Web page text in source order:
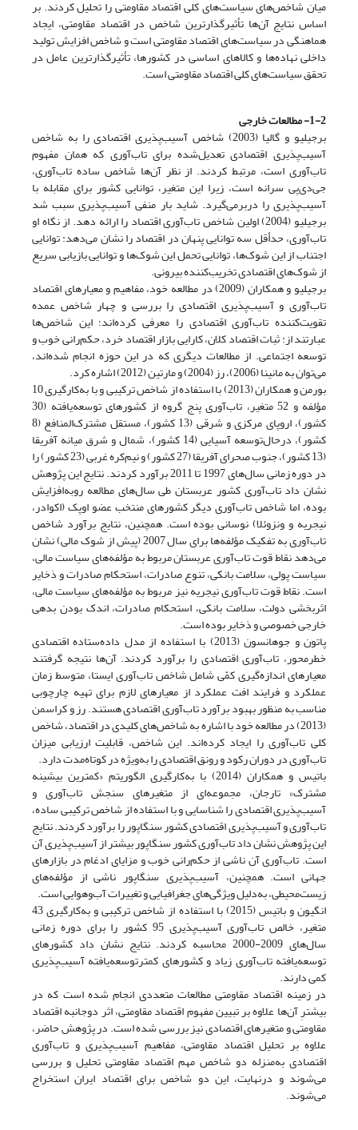
میان شاخص‌های سیاست‌های کلی اقتصاد مقاومتی را تحلیل کردند. بر
اساس نتایج آن‌ها تأثیرگذارترین شاخص در اقتصاد مقاومتی، ایجاد
هماهنگی در سیاست‌های اقتصاد مقاومتی است و شاخص افزایش تولید
داخلی نهاده‌ها و کالاهای اساسی در کشورها، تأثیرگذارترین عامل در
تحقق سیاست‌های کلی اقتصاد مقاومتی است.
1-2- مطالعات خارجی
برجیلیو و گالیا (2003) شاخص آسیب‌پذیری اقتصادی را به شاخص
آسیب‌پذیری اقتصادی تعدیل‌شده برای تاب‌آوری که همان مفهوم
تاب‌آوری است، مرتبط کردند. از نظر آن‌ها شاخص ساده تاب‌آوری،
جی‌دی‌پی سرانه است، زیرا این متغیر، توانایی کشور برای مقابله با
آسیب‌پذیری را دربرمی‌گیرد. شاید بار منفی آسیب‌پذیری سبب شد
برجیلیو (2004) اولین شاخص تاب‌آوری اقتصاد را ارائه دهد. از نگاه او
تاب‌آوری، حدأقل سه توانایی پنهان در اقتصاد را نشان می‌دهد: توانایی
اجتناب از این شوک‌ها، توانایی تحمل این شوک‌ها و توانایی بازیابی سریع
از شوک‌های اقتصادی تخریب‌‌‌کننده بیرونی.
برجیلیو و همکاران (2009) در مطالعه خود، مفاهیم و معیارهای اقتصاد
تاب‌آوری و آسیب‌پذیری اقتصادی را بررسی و چهار شاخص عمده
تقویت‌کننده تاب‌آوری اقتصادی را معرفی کرده‌اند؛ این شاخص‌ها
عبارتند از: ثبات اقتصاد کلان، کارایی بازار اقتصاد خرد، حکم‌رانی خوب و
توسعه اجتماعی. از مطالعات دیگری که در این حوزه انجام شده‌اند،
می‌توان به مانینا (2006)، رز (2004) و مارتین (2012) اشاره کرد.
بورمن و همکاران (2013) با استفاده از شاخص ترکیبی و با به‌کارگیری 10
مؤلفه و 52 متغیر، تاب‌آوری پنج گروه از کشورهای توسعه‌یافته (30
کشور)، اروپای مرکزی و شرقی (13 کشور)، مستقل مشترک‌المنافع (8
کشور)، درحال‌توسعه آسیایی (14 کشور)، شمال و شرق میانه آفریقا
(13 کشور)، جنوب صحرای آفریقا (27 کشور) و نیم‌کره غربی (23 کشور) را
در دوره زمانی سال‌های 1997 تا 2011 برآورد کردند. نتایج این پژوهش
نشان داد تاب‌آوری کشور عربستان طی سال‌های مطالعه روبه‌افزایش
بوده، اما شاخص تاب‌آوری دیگر کشورهای منتخب عضو اوپک (اکوادر،
نیجریه و ونزوئلا) نوسانی بوده است. همچنین، نتایج برآورد شاخص
تاب‌آوری به تفکیک مؤلفه‌ها برای سال 2007 (پیش از شوک مالی) نشان
می‌دهد نقاط قوت تاب‌آوری عربستان مربوط به مؤلفه‌های سیاست مالی،
سیاست پولی، سلامت بانکی، تنوع صادرات، استحکام صادرات و ذخایر
است. نقاط قوت تاب‌آوری نیجریه نیز مربوط به مؤلفه‌های سیاست مالی،
اثربخشی دولت، سلامت بانکی، استحکام صادرات، اندک بودن بدهی
خارجی خصوصی و ذخایر بوده است.
پاتون و جوهانسون (2013) با استفاده از مدل داده‌ستاده اقتصادی
خطرمحور، تاب‌آوری اقتصادی را برآورد کردند. آن‌ها نتیجه گرفتند
معیارهای اندازه‌گیری کمّی شامل شاخص تاب‌آوری ایستا، متوسط زمان
عملکرد و فرایند افت عملکرد از معیارهای لازم برای تهیه چارچوبی
مناسب به منظور بهبود برآورد تاب‌آوری اقتصادی هستند. رز و کراسمن
(2013) در مطالعه خود با اشاره به شاخص‌های کلیدی در اقتصاد، شاخص
کلی تاب‌آوری را ایجاد کرده‌اند. این شاخص، قابلیت ارزیابی میزان
تاب‌آوری در دوران رکود و رونق اقتصادی را به‌ویژه در کوتاه‌مدت دارد.
باتیس و همکاران (2014) با به‌کارگیری الگوریتم «کمترین بیشینه
مشترک» تارجان، مجموعه‌ای از متغیرهای سنجش تاب‌آوری و
آسیب‌پذیری اقتصادی را شناسایی و با استفاده از شاخص ترکیبی ساده،
تاب‌آوری و آسیب‌پذیری اقتصادی کشور سنگاپور را برآورد کردند. نتایج
این پژوهش نشان داد تاب‌آوری کشور سنگاپور بیشتر از آسیب‌پذیری آن
است. تاب‌آوری آن ناشی از حکم‌رانی خوب و مزایای ادغام در بازارهای
جهانی است. همچنین، آسیب‌پذیری سنگاپور ناشی از مؤلفه‌های
زیست‌محیطی، به‌دلیل ویژگی‌های جغرافیایی و تغییرات آب‌و‌هوایی است.
انگیون و باتیس (2015) با استفاده از شاخص ترکیبی و به‌کارگیری 43
متغیر، خالص تاب‌آوری‌ آسیب‌پذیری 95 کشور را برای دوره زمانی
سال‌های 2009-2000 محاسبه کردند. نتایج نشان داد کشورهای
توسعه‌یافته تاب‌آوری زیاد و کشورهای کمترتوسعه‌یافته آسیب‌پذیری
کمی دارند.
در زمینه اقتصاد مقاومتی مطالعات متعددی انجام‌ شده است که در
بیشترِ آن‌ها علاوه بر تبیین مفهوم اقتصاد مقاومتی، اثر دوجانبه اقتصاد
مقاومتی و متغیرهای اقتصادی نیز بررسی شده است. در پژوهش حاضر،
علاوه بر تحلیل اقتصاد مقاومتی، مفاهیم آسیب‌پذیری و تاب‌آوری
اقتصادی به‌منزله دو شاخص مهم اقتصاد مقاومتی تحلیل و بررسی
می‌شوند و درنهایت، این دو شاخص برای اقتصاد ایران استخراج
می‌شوند.